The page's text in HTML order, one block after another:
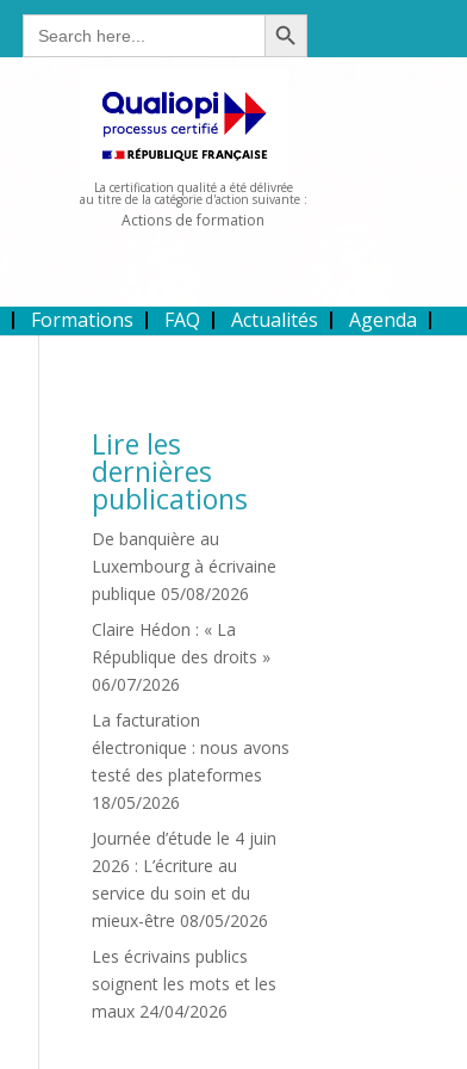
Search
for:
Search Button
La certification qualité a été délivrée
au titre de la catégorie d'action suivante :
Actions de formation
Formations FAQ Actualités Agenda
Lire les
dernières
publications
De banquière au
Luxembourg à écrivaine
publique 05/08/2026
Claire Hédon : « La
République des droits »
06/07/2026
La facturation
électronique : nous avons
testé des plateformes
18/05/2026
Journée d’étude le 4 juin
2026 : L’écriture au
service du soin et du
mieux-être 08/05/2026
Les écrivains publics
soignent les mots et les
maux 24/04/2026